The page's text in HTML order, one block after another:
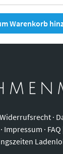
Warenkorb
Widerrufsrecht ·
· Impressum ·